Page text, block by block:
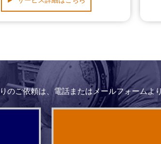
のご依頼は、電話またはメールフォームよ